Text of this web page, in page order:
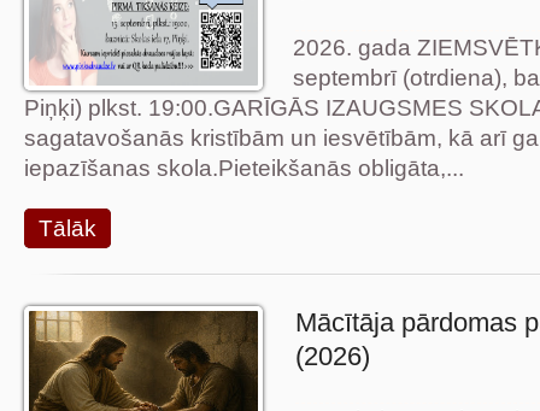
2026. gada
septembrī (otrdiena),
Piņķi) plkst. 19:00.GARĪGĀS IZAUGSMES
sagatavošanās kristībām un iesvētībām, kā arī
iepazīšanas skola.Pieteikšanās obligāta,...
Tālāk
Mācītāja pārdomas
(2026)